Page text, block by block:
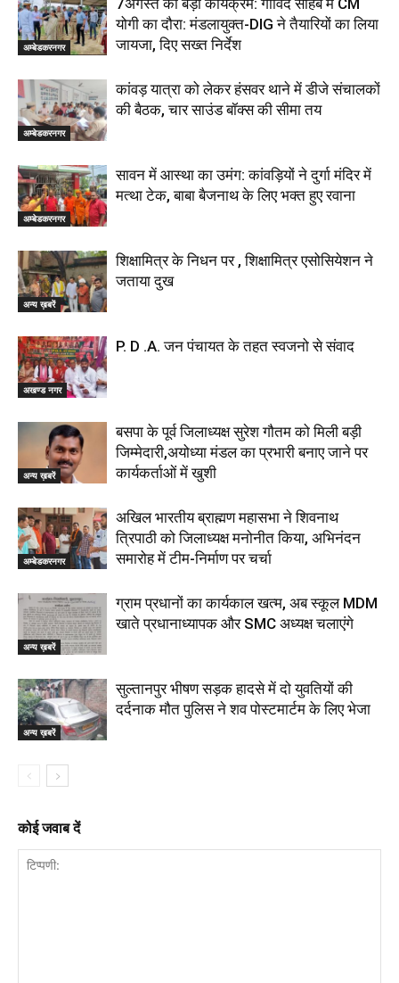
अम्बेडकरनगर
7अगस्त का बड़ा कार्यक्रम: गोविंद साहब में CM
योगी का दौरा: मंडलायुक्त-DIG ने तैयारियों का लिया
जायजा, दिए सख्त निर्देश
अम्बेडकरनगर
कांवड़ यात्रा को लेकर हंसवर थाने में डीजे संचालकों
की बैठक, चार साउंड बॉक्स की सीमा तय
अम्बेडकरनगर
सावन में आस्था का उमंग: कांवड़ियों ने दुर्गा मंदिर में
मत्था टेक, बाबा बैजनाथ के लिए भक्त हुए रवाना
अन्य ख़बरें
शिक्षामित्र के निधन पर , शिक्षामित्र एसोसियेशन ने
जताया दुख
अखण्ड नगर
P. D .A. जन पंचायत के तहत स्वजनो से संवाद
अन्य ख़बरें
बसपा के पूर्व जिलाध्यक्ष सुरेश गौतम को मिली बड़ी
जिम्मेदारी,अयोध्या मंडल का प्रभारी बनाए जाने पर
कार्यकर्ताओं में खुशी
अम्बेडकरनगर
अखिल भारतीय ब्राह्मण महासभा ने शिवनाथ
त्रिपाठी को जिलाध्यक्ष मनोनीत किया, अभिनंदन
समारोह में टीम-निर्माण पर चर्चा
अन्य ख़बरें
ग्राम प्रधानों का कार्यकाल खत्म, अब स्कूल MDM
खाते प्रधानाध्यापक और SMC अध्यक्ष चलाएंगे
अन्य ख़बरें
सुल्तानपुर भीषण सड़क हादसे में दो युवतियों की
दर्दनाक मौत पुलिस ने शव पोस्टमार्टम के लिए भेजा
कोई जवाब दें